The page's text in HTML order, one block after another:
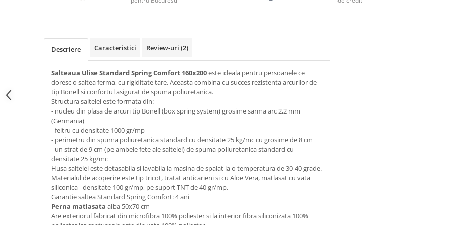
Top saltele MemoHR 6.5 cm
Saltele ieftine
Saltele cu plasa de arcuri
Saltele cu spuma
Mese bucatarie
Scaune pentru bucatarie
Mobila bucatarie
Seturi mese si scaune bucatarie
Mobilier hol
Suporturi si rafturi pantofi
Portmantouri
Seturi mobilier hol
Stender haine
Suport pentru umerase
Mobilier gradinita
Descriere Caracteristici Review-uri (2)
Salteaua Ulise Standard Spring Comfort 160x200este ideala pentru persoanele ce
doresc o saltea ferma, cu rigiditate tare. Aceasta combina cu succes rezistenta arcurilor de
tip Bonell si confortul asigurat de spuma poliuretanica.
Structura saltelei este formata din:
- nucleu din plasa de arcuri tip Bonell (box spring system) grosime sarma arc 2,2 mm
(Germania)
- feltru cu densitate 1000 gr/mp
- perimetru din spuma poliuretanica standard cu densitate 25 kg/mc cu grosime de 8 cm
- un strat de 9 cm (pe ambele fete ale saltelei) de spuma poliuretanica standard cu
densitate 25 kg/mc
Husa saltelei este detasabila si lavabila la masina de spalat la o temperatura de 30-40 grade.
Materialul de acoperire este tip tricot, tratat anticarieni si cu Aloe Vera, matlasat cu vata
siliconica - densitate 100 gr/mp, pe suport TNT de 40 gr/mp.
Garantie saltea Standard Spring Comfort: 4 ani
Perna matlasata alba 50x70 cm
Are exteriorul fabricat din microfibra 100% poliester si la interior fibra siliconizata 100%